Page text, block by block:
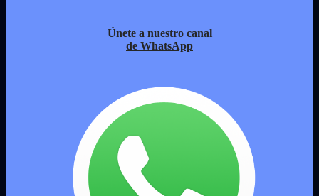
Únete a nuestro canal
de WhatsApp